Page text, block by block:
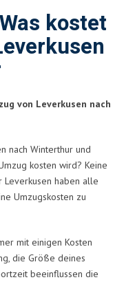
kostet
von Leverkusen nach
nach Winterthur und
kosten wird? Keine
Leverkusen haben alle
Umzugskosten zu
mit einigen Kosten
die Größe deines
beeinflussen die